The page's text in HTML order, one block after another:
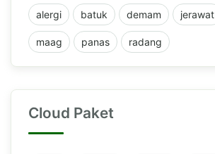
alergi batuk demam jerawat
maag panas radang
Cloud Paket